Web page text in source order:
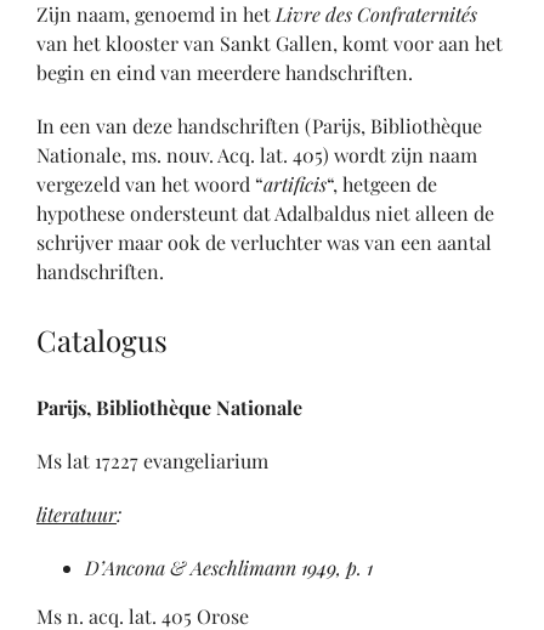
Zijn naam, genoemd in hetLivre des Confraternités
van het klooster van Sankt Gallen, komt voor aan het
begin en eind van meerdere handschriften.
In een van deze handschriften (Parijs, Bibliothèque
Nationale, ms. nouv. Acq. lat. 405) wordt zijn naam
vergezeld van het woord “artificis“, hetgeen de
hypothese ondersteunt dat Adalbaldus niet alleen de
schrijver maar ook de verluchter was van een aantal
handschriften.
Catalogus
Parijs, Bibliothèque Nationale
Ms lat 17227 evangeliarium
literatuur:
D’Ancona & Aeschlimann 1949, p. 1
Ms n. acq. lat. 405 Orose